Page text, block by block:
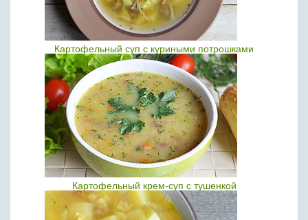
Картофельный суп с куриными потрошками
Картофельный крем-суп с тушенкой